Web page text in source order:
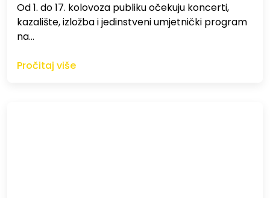
Od 1. do 17. kolovoza publiku očekuju koncerti,
kazalište, izložba i jedinstveni umjetnički program
na…
Pročitaj više